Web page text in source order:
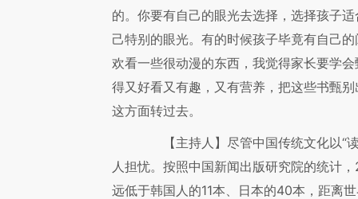
的。你要有自己的眼光去选择，选择孩子
己特别的眼光。有的时候孩子毕竟有自己
欢看一些很动漫的东西，我觉得家长要学
得又好看又有趣，又有营养，把这些书甄
这方面转过去。
【主持人】 尽管中国传统文化以“
人担忧。按照中国新闻出版研究院的统计
远低于韩国人的11本、日本的40本，距离